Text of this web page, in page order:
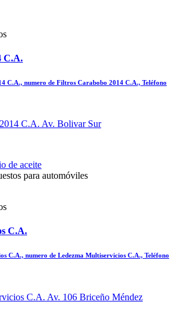
C.A.
C.A., numero de Filtros Carabobo 2014 C.A., Teléfono
C.A. Av. Bolivar Sur
de aceite
para automóviles
C.A.
C.A., numero de Ledezma Multiservicios C.A., Teléfono
C.A. Av. 106 Briceño Méndez